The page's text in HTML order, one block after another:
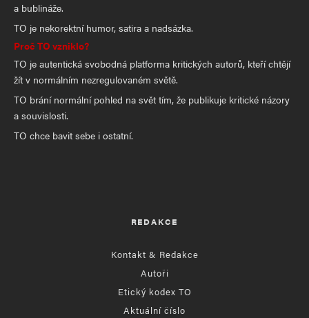
a bublináže.
TO je nekorektní humor, satira a nadsázka.
Proč TO vzniklo?
TO je autentická svobodná platforma kritických autorů, kteří chtějí
žít v normálním nezregulovaném světě.
TO brání normální pohled na svět tím, že publikuje kritické názory
a souvislosti.
TO chce bavit sebe i ostatní.
REDAKCE
Kontakt & Redakce
Autoři
Etický kodex TO
Aktuální číslo